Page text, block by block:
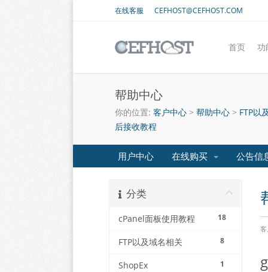
在线客服 CEFHOST@CEFHOST.COM
首页 功
帮助中心
你的位置: 客户中心 > 帮助中心 > FTP以
后接收教程
用户中心 在线购买 公告信
分类
18
cPanel面板使用教程
8
FTP以及域名相关
1
ShopEx